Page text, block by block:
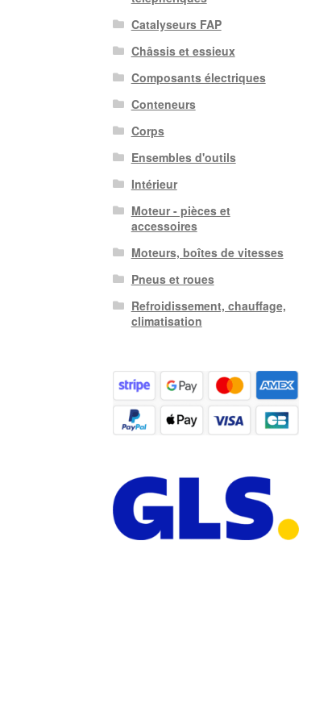
Catalyseurs FAP
Châssis et essieux
Composants électriques
Conteneurs
Corps
Ensembles d'outils
Intérieur
Moteur - pièces et
accessoires
Moteurs, boîtes de vitesses
Pneus et roues
Refroidissement, chauffage,
climatisation